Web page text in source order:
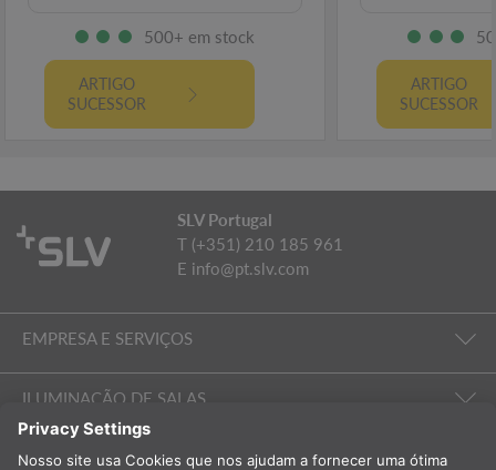
500+ em stock
ARTIGO
SUCESSOR
ARTIGO
SUCESSOR
SLV Portugal
T (+351) 210 185 961
E info@pt.slv.com
EMPRESA E SERVIÇOS
ILUMINAÇÃO DE SALAS
EMPRESA E SERVIÇOS